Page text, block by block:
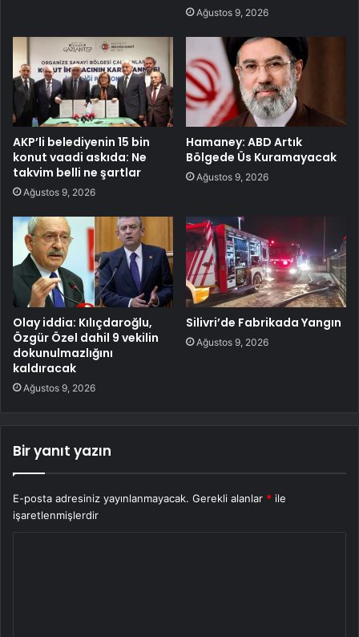
Ağustos 9, 2026
AKP’li belediyenin 15 bin
konut vaadi askıda: Ne
takvim belli ne şartlar
Ağustos 9, 2026
Hamaney: ABD Artık
Bölgede Üs Kuramayacak
Ağustos 9, 2026
Olay iddia: Kılıçdaroğlu,
Özgür Özel dahil 9 vekilin
dokunulmazlığını
kaldıracak
Ağustos 9, 2026
Silivri’de Fabrikada Yangın
Ağustos 9, 2026
Bir yanıt yazın
E-posta adresiniz yayınlanmayacak. Gerekli alanlar * ile
işaretlenmişlerdir